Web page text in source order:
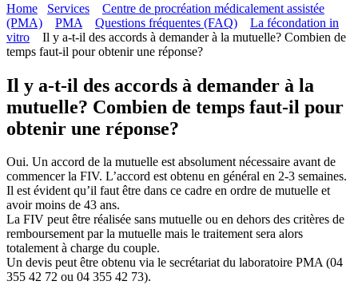
Home
Services
Centre de procréation médicalement assistée
(PMA)
PMA Questions fréquentes (FAQ)
La fécondation in
vitro
Il y a-t-il des accords à demander à la mutuelle? Combien de
temps faut-il pour obtenir une réponse?
Il y a-t-il des accords à demander à la
mutuelle? Combien de temps faut-il pour
obtenir une réponse?
Oui. Un accord de la mutuelle est absolument nécessaire avant de
commencer la FIV. L’accord est obtenu en général en 2-3 semaines.
Il est évident qu’il faut être dans ce cadre en ordre de mutuelle et
avoir moins de 43 ans.
La FIV peut être réalisée sans mutuelle ou en dehors des critères de
remboursement par la mutuelle mais le traitement sera alors
totalement à charge du couple.
Un devis peut être obtenu via le secrétariat du laboratoire PMA (04
355 42 72 ou 04 355 42 73).